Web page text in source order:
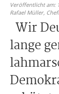
Veröffentlicht am:
Rafael Müller,
Wir
lange